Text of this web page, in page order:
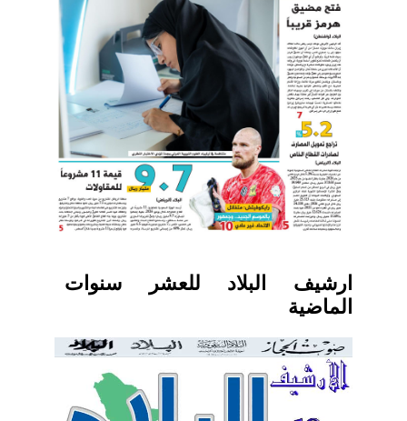
ارشيف البلاد للعشر سنوات
الماضية